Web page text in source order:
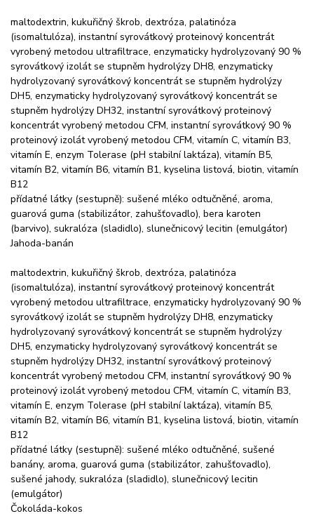
maltodextrin, kukuřičný škrob, dextróza, palatinóza
(isomaltulóza), instantní syrovátkový proteinový koncentrát
vyrobený metodou ultrafiltrace, enzymaticky hydrolyzovaný 90 %
syrovátkový izolát se stupněm hydrolýzy DH8, enzymaticky
hydrolyzovaný syrovátkový koncentrát se stupněm hydrolýzy
DH5, enzymaticky hydrolyzovaný syrovátkový koncentrát se
stupněm hydrolýzy DH32, instantní syrovátkový proteinový
koncentrát vyrobený metodou CFM, instantní syrovátkový 90 %
proteinový izolát vyrobený metodou CFM, vitamín C, vitamín B3,
vitamín E, enzym Tolerase (pH stabilní laktáza), vitamín B5,
vitamín B2, vitamín B6, vitamín B1, kyselina listová, biotin, vitamín
B12
přídatné látky (sestupně): sušené mléko odtučněné, aroma,
guarová guma (stabilizátor, zahušťovadlo), bera karoten
(barvivo), sukralóza (sladidlo), slunečnicový lecitin (emulgátor)
Jahoda-banán
maltodextrin, kukuřičný škrob, dextróza, palatinóza
(isomaltulóza), instantní syrovátkový proteinový koncentrát
vyrobený metodou ultrafiltrace, enzymaticky hydrolyzovaný 90 %
syrovátkový izolát se stupněm hydrolýzy DH8, enzymaticky
hydrolyzovaný syrovátkový koncentrát se stupněm hydrolýzy
DH5, enzymaticky hydrolyzovaný syrovátkový koncentrát se
stupněm hydrolýzy DH32, instantní syrovátkový proteinový
koncentrát vyrobený metodou CFM, instantní syrovátkový 90 %
proteinový izolát vyrobený metodou CFM, vitamín C, vitamín B3,
vitamín E, enzym Tolerase (pH stabilní laktáza), vitamín B5,
vitamín B2, vitamín B6, vitamín B1, kyselina listová, biotin, vitamín
B12
přídatné látky (sestupně): sušené mléko odtučněné, sušené
banány, aroma, guarová guma (stabilizátor, zahušťovadlo),
sušené jahody, sukralóza (sladidlo), slunečnicový lecitin
(emulgátor)
Čokoláda-kokos